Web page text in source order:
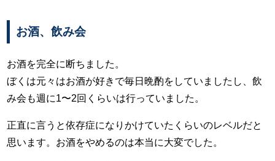
お酒、飲み会
お酒を完全に断ちました。
ぼくは元々はお酒が好きで毎日晩酌をしていましたし、飲
み会も週に1〜2回くらいは行っていました。
正直に言うと依存症になりかけていたくらいのレベルだと
思います。お酒をやめるのは本当に大変でした。